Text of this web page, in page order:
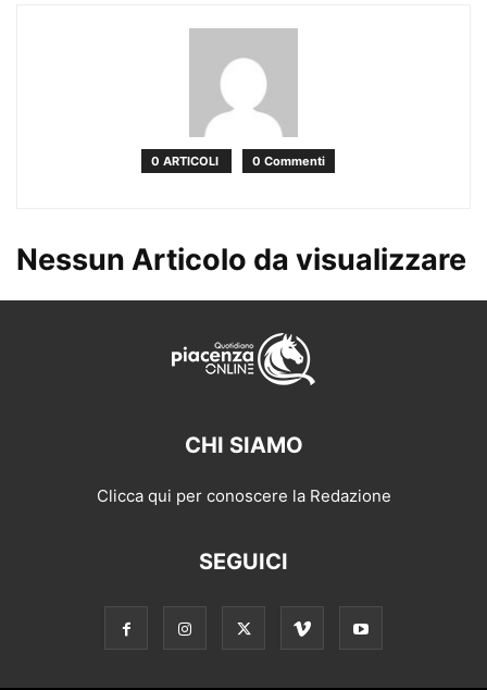
0 ARTICOLI 0 Commenti
Nessun Articolo da visualizzare
CHI SIAMO
Clicca qui per conoscere la Redazione
SEGUICI